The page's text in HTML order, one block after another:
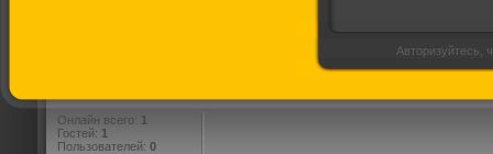
Авторизуйтесь,
Онлайн всего: 1
Гостей: 1
Пользователей: 0